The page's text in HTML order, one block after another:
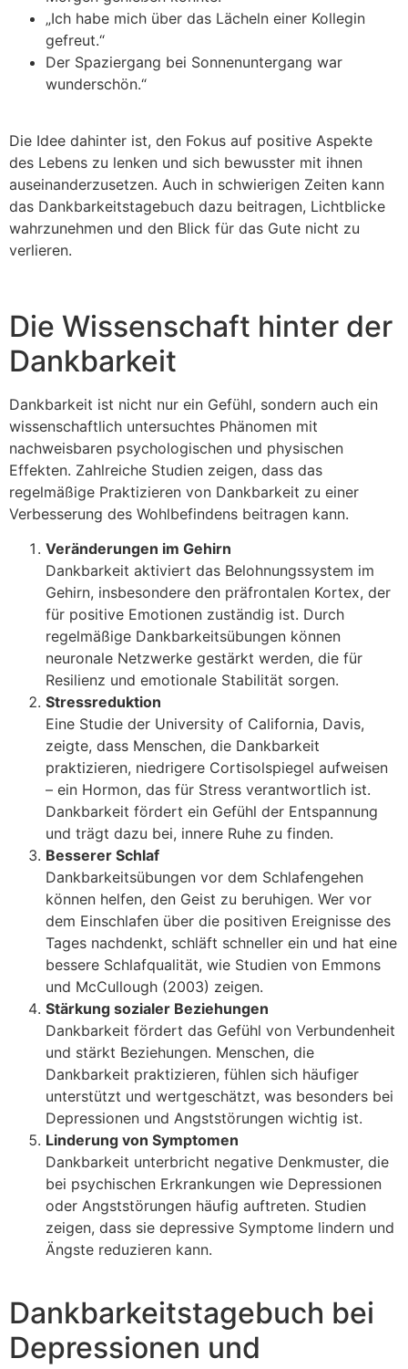
„Ich habe mich über das Lächeln einer Kollegin
gefreut.“
Der Spaziergang bei Sonnenuntergang war
wunderschön.“
Die Idee dahinter ist, den Fokus auf positive Aspekte
des Lebens zu lenken und sich bewusster mit ihnen
auseinanderzusetzen. Auch in schwierigen Zeiten kann
das Dankbarkeitstagebuch dazu beitragen, Lichtblicke
wahrzunehmen und den Blick für das Gute nicht zu
verlieren.
Die Wissenschaft hinter der
Dankbarkeit
Dankbarkeit ist nicht nur ein Gefühl, sondern auch ein
wissenschaftlich untersuchtes Phänomen mit
nachweisbaren psychologischen und physischen
Effekten. Zahlreiche Studien zeigen, dass das
regelmäßige Praktizieren von Dankbarkeit zu einer
Verbesserung des Wohlbefindens beitragen kann.
Veränderungen im Gehirn
Dankbarkeit aktiviert das Belohnungssystem im
Gehirn, insbesondere den präfrontalen Kortex, der
für positive Emotionen zuständig ist. Durch
regelmäßige Dankbarkeitsübungen können
neuronale Netzwerke gestärkt werden, die für
Resilienz und emotionale Stabilität sorgen.
Stressreduktion
Eine Studie der University of California, Davis,
zeigte, dass Menschen, die Dankbarkeit
praktizieren, niedrigere Cortisolspiegel aufweisen
– ein Hormon, das für Stress verantwortlich ist.
Dankbarkeit fördert ein Gefühl der Entspannung
und trägt dazu bei, innere Ruhe zu finden.
Besserer Schlaf
Dankbarkeitsübungen vor dem Schlafengehen
können helfen, den Geist zu beruhigen. Wer vor
dem Einschlafen über die positiven Ereignisse des
Tages nachdenkt, schläft schneller ein und hat eine
bessere Schlafqualität, wie Studien von Emmons
und McCullough (2003) zeigen.
Stärkung sozialer Beziehungen
Dankbarkeit fördert das Gefühl von Verbundenheit
und stärkt Beziehungen. Menschen, die
Dankbarkeit praktizieren, fühlen sich häufiger
unterstützt und wertgeschätzt, was besonders bei
Depressionen und Angststörungen wichtig ist.
Linderung von Symptomen
Dankbarkeit unterbricht negative Denkmuster, die
bei psychischen Erkrankungen wie Depressionen
oder Angststörungen häufig auftreten. Studien
zeigen, dass sie depressive Symptome lindern und
Ängste reduzieren kann.
Dankbarkeitstagebuch bei
Depressionen und